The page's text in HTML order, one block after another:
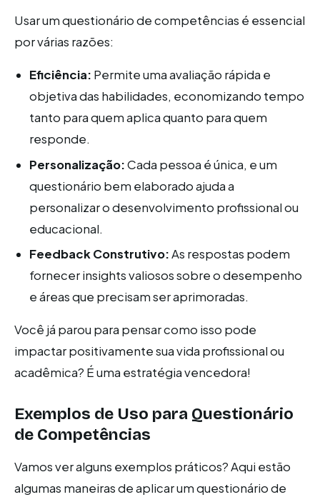
Usar um questionário de competências é essencial
por várias razões:
Eficiência: Permite uma avaliação rápida e
objetiva das habilidades, economizando tempo
tanto para quem aplica quanto para quem
responde.
Personalização:Cada pessoa é única, e um
questionário bem elaborado ajuda a
personalizar o desenvolvimento profissional ou
educacional.
Feedback Construtivo:As respostas podem
fornecer insights valiosos sobre o desempenho
e áreas que precisam ser aprimoradas.
Você já parou para pensar como isso pode
impactar positivamente sua vida profissional ou
acadêmica? É uma estratégia vencedora!
Exemplos de Uso para Questionário
de Competências
Vamos ver alguns exemplos práticos? Aqui estão
algumas maneiras de aplicar um questionário de